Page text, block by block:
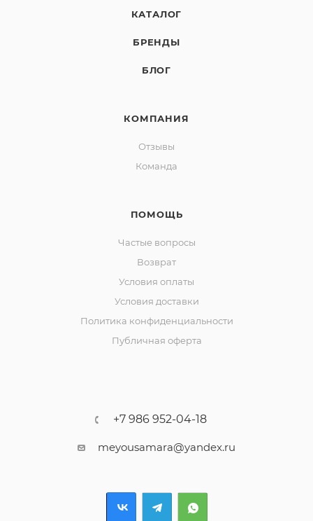
КАТАЛОГ
БРЕНДЫ
БЛОГ
КОМПАНИЯ
Отзывы
Команда
ПОМОЩЬ
Частые вопросы
Возврат
Условия оплаты
Условия доставки
Политика конфиденциальности
Публичная оферта
+7 986 952-04-18
meyousamara@yandex.ru